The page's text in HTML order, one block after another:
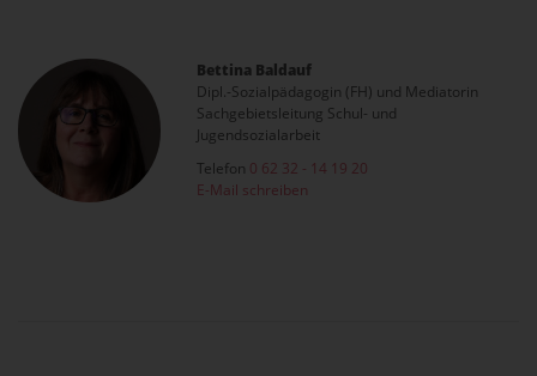
Bettina Baldauf
Dipl.-Sozialpädagogin (FH) und Mediatorin
Sachgebietsleitung Schul- und
Jugendsozialarbeit
Telefon 0 62 32 - 14 19 20
E-Mail schreiben